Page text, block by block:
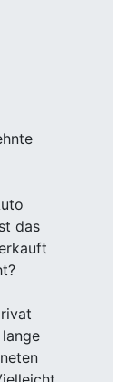
das